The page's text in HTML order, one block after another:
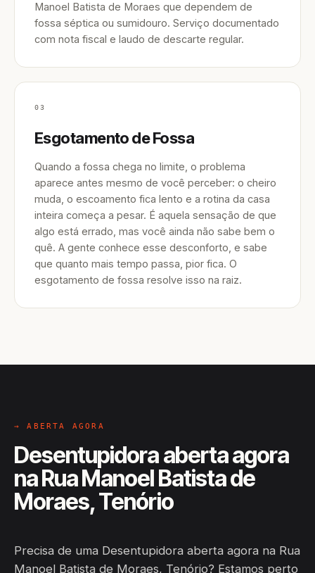
Manoel Batista de Moraes que dependem de
fossa séptica ou sumidouro. Serviço documentado
com nota fiscal e laudo de descarte regular.
03
Esgotamento de Fossa
Quando a fossa chega no limite, o problema
aparece antes mesmo de você perceber: o cheiro
muda, o escoamento fica lento e a rotina da casa
inteira começa a pesar. É aquela sensação de que
algo está errado, mas você ainda não sabe bem o
quê. A gente conhece esse desconforto, e sabe
que quanto mais tempo passa, pior fica. O
esgotamento de fossa resolve isso na raiz.
→ ABERTA AGORA
Desentupidora aberta agora
na Rua Manoel Batista de
Moraes, Tenório
Precisa de uma Desentupidora aberta agora na Rua
Manoel Batista de Moraes, Tenório? Estamos perto